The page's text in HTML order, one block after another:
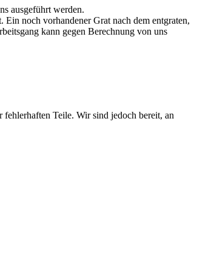
ausgeführt werden.
noch vorhandener Grat nach dem entgraten,
kann gegen Berechnung von uns
fehlerhaften Teile. Wir sind jedoch bereit, an